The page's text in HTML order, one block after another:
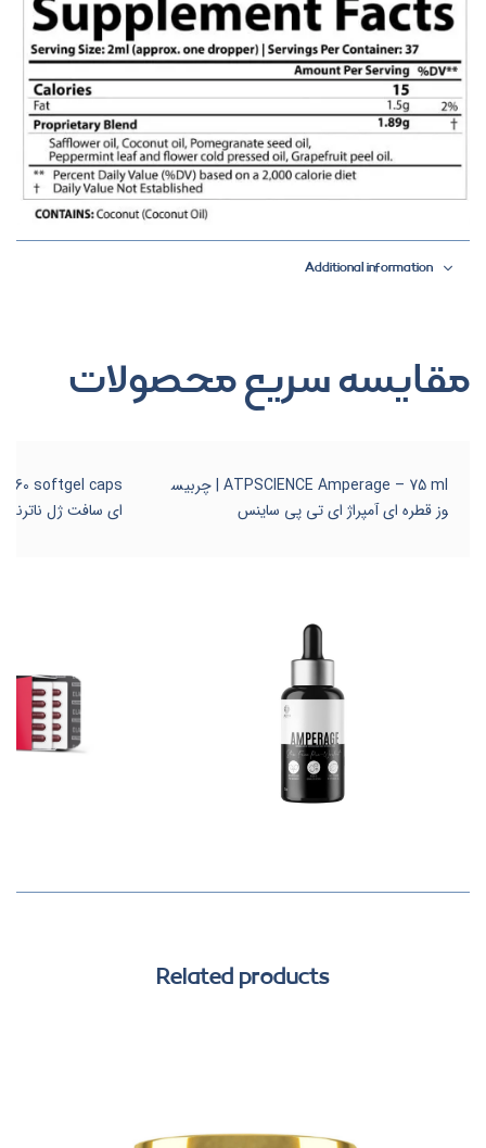
Additional information
مقایسه سریع محصولات
ATPSCIENCE Amperage – 75 ml | چربیس
وز قطره ای آمپراژ ای تی پی ساینس
ای سافت ژل ناترند
Related products